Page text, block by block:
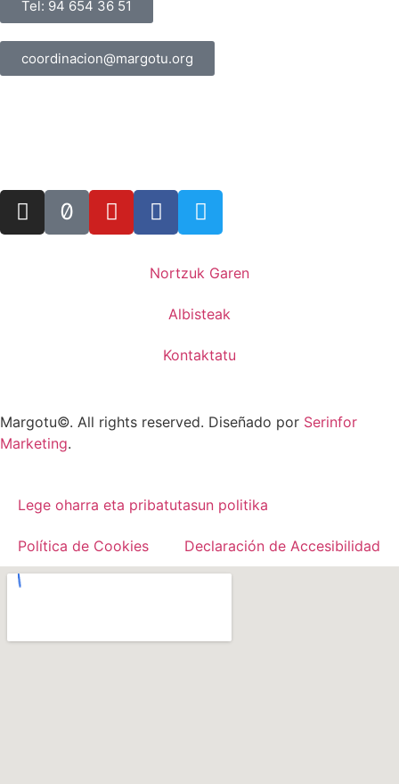
Tel: 94 654 36 51
coordinacion@margotu.org
Nortzuk Garen
Albisteak
Kontaktatu
Margotu©. All rights reserved. Diseñado por Serinfor
Marketing.
Lege oharra eta pribatutasun politika
Política de Cookies Declaración de Accesibilidad